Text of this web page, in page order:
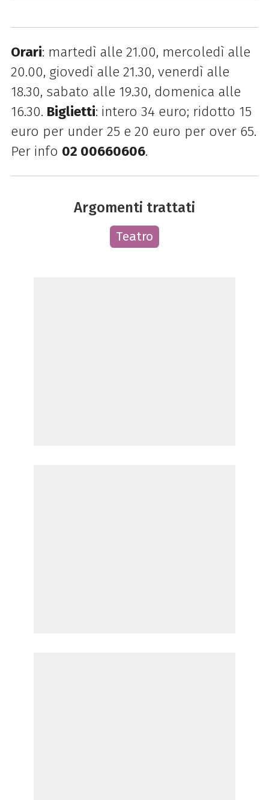
Orari: martedì alle 21.00, mercoledì alle
20.00, giovedì alle 21.30, venerdì alle
18.30, sabato alle 19.30, domenica alle
16.30. Biglietti: intero 34 euro; ridotto 15
euro per under 25 e 20 euro per over 65.
Per info 02 00660606.
Argomenti trattati
Teatro